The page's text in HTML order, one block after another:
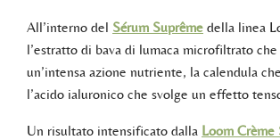
All’interno del Sérum Suprême della linea
l’estratto di bava di lumaca microfiltrato che
un’intensa azione nutriente, la calendula
l’acido ialuronico che svolge un effetto
Un risultato intensificato dalla Loom Crème